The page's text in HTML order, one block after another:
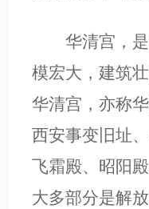
华清宫，是
模宏大，建筑
华清宫，亦称
西安事变旧址
飞霜殿、昭阳
大多部分是解